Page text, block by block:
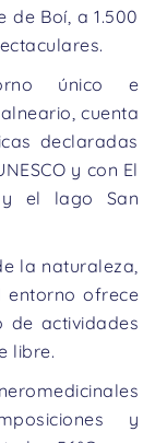
de Boí, a 1.500
único e
cuenta
declaradas
y con El
y el lago San
la naturaleza,
entorno ofrece
actividades
libre.
y